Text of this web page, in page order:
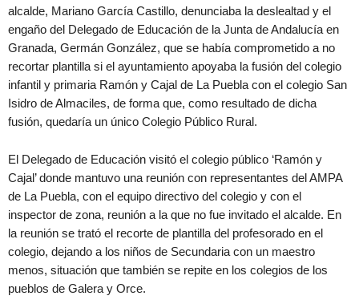
alcalde, Mariano García Castillo, denunciaba la deslealtad y el
engaño del Delegado de Educación de la Junta de Andalucía en
Granada, Germán González, que se había comprometido a no
recortar plantilla si el ayuntamiento apoyaba la fusión del colegio
infantil y primaria Ramón y Cajal de La Puebla con el colegio San
Isidro de Almaciles, de forma que, como resultado de dicha
fusión, quedaría un único Colegio Público Rural.
El Delegado de Educación visitó el colegio público ‘Ramón y
Cajal’ donde mantuvo una reunión con representantes del AMPA
de La Puebla, con el equipo directivo del colegio y con el
inspector de zona, reunión a la que no fue invitado el alcalde. En
la reunión se trató el recorte de plantilla del profesorado en el
colegio, dejando a los niños de Secundaria con un maestro
menos, situación que también se repite en los colegios de los
pueblos de Galera y Orce.